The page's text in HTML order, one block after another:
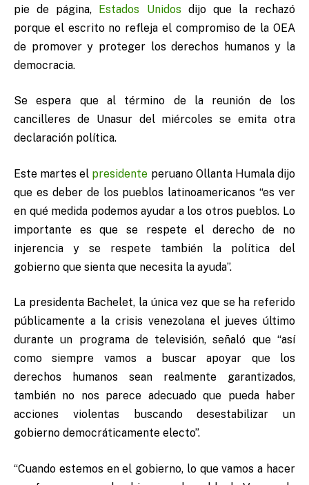
pie de página, Estados Unidos dijo que la rechazó
porque el escrito no refleja el compromiso de la OEA
de promover y proteger los derechos humanos y la
democracia.
Se espera que al término de la reunión de los
cancilleres de Unasur del miércoles se emita otra
declaración política.
Este martes el presidente peruano Ollanta Humala dijo
que es deber de los pueblos latinoamericanos “es ver
en qué medida podemos ayudar a los otros pueblos. Lo
importante es que se respete el derecho de no
injerencia y se respete también la política del
gobierno que sienta que necesita la ayuda”.
La presidenta Bachelet, la única vez que se ha referido
públicamente a la crisis venezolana el jueves último
durante un programa de televisión, señaló que “así
como siempre vamos a buscar apoyar que los
derechos humanos sean realmente garantizados,
también no nos parece adecuado que pueda haber
acciones violentas buscando desestabilizar un
gobierno democráticamente electo”.
“Cuando estemos en el gobierno, lo que vamos a hacer